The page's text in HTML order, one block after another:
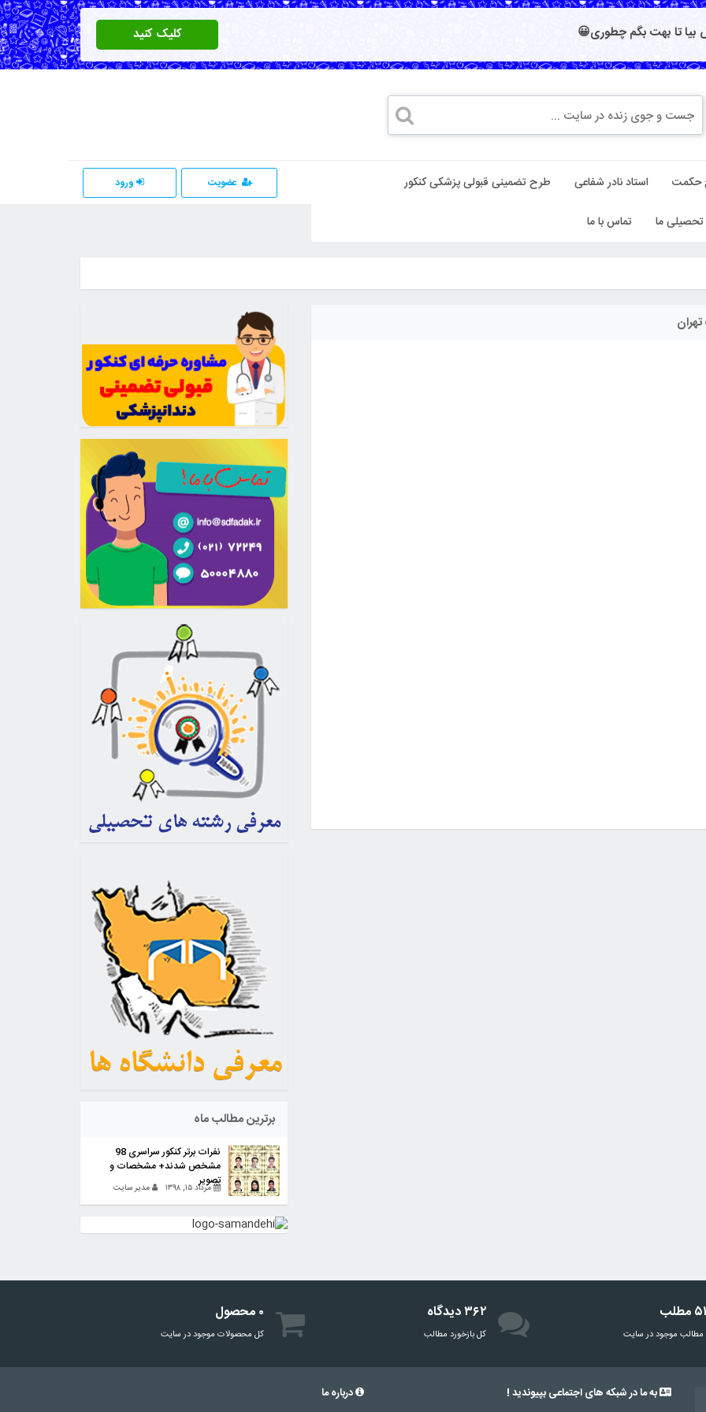
تا بهت بگم چطوری😀 کلیک کنید
حکمت استاد نادر شفاعی طرح تضمینی قبولی پزشکی کنکور
ما تماس با ما
عضویت ورود
برترین مطالب ماه
نفرات برتر کنکور سراسری 98
مشخص شدند+ مشخصات و
تصویر
مرداد ۱۵, ۱۳۹۸ مدیر سایت
موجود در سایت
۳۶۲ دیدگاه
‌کل بازخورد مطالب
۰ محصول
کل محصولات موجود در سایت
به ما در شبکه های اجتماعی بپیوندید ! درباره ما